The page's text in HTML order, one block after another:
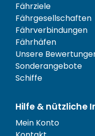
Fährziele
Fährgesellschaften
Fährverbindungen
Fährhäfen
Unsere
Sonderangebote
Schiffe
Hilfe & nützliche
Mein Konto